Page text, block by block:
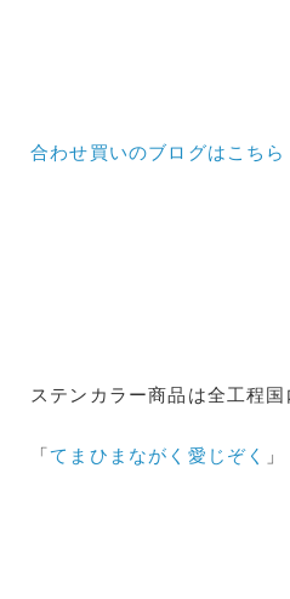
合わせ買いのブログはこちら
ステンカラー商品は全工程国
「てまひまながく愛じぞく 」